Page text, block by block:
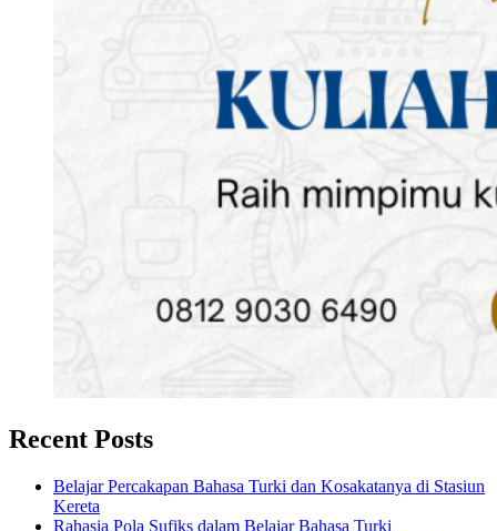
Recent Posts
Belajar Percakapan Bahasa Turki dan Kosakatanya di Stasiun
Kereta
Rahasia Pola Sufiks dalam Belajar Bahasa Turki